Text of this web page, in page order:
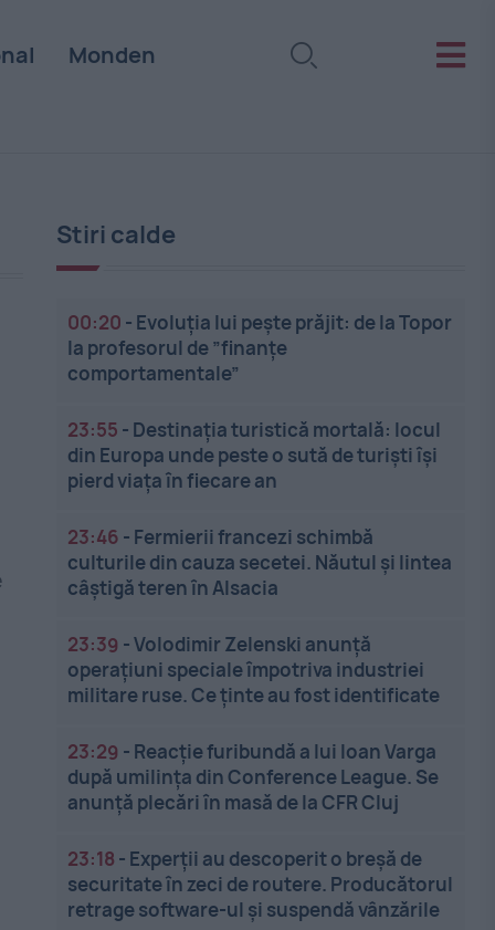
Monden
Stiri calde
00:20 - Evoluția lui pește prăjit: de la Topor
la profesorul de ”finanțe
comportamentale”
23:55 - Destinația turistică mortală: locul
din Europa unde peste o sută de turiști își
pierd viața în fiecare an
23:46 - Fermierii francezi schimbă
culturile din cauza secetei. Năutul și lintea
câștigă teren în Alsacia
23:39 -Volodimir Zelenski anunță
operațiuni speciale împotriva industriei
militare ruse. Ce ținte au fost identificate
23:29 - Reacție furibundă a lui Ioan Varga
după umilința din Conference League. Se
anunță plecări în masă de la CFR Cluj
23:18 - Experții au descoperit o breșă de
securitate în zeci de routere. Producătorul
retrage software-ul și suspendă vânzările